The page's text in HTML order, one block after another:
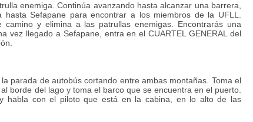
enemiga. Continúa avanzando hasta alcanzar una barrera,
Sefapane para encontrar a los miembros de la UFLL.
y elimina a las patrullas enemigas. Encontrarás una
vez llegado a Sefapane, entra en el CUARTEL GENERAL del
parada de autobús cortando entre ambas montañas. Toma el
borde del lago y toma el barco que se encuentra en el puerto.
habla con el piloto que está en la cabina, en lo alto de las